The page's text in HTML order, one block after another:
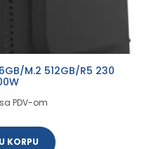
M.2 512GB/R5 230
PDV-om
KORPU